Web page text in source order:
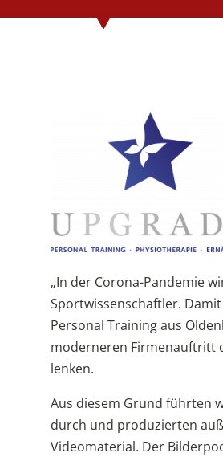
„In der Corona-Pandemie
Sportwissenschaftler.
Personal Training aus
moderneren Firmenauftritt
lenken.
Aus diesem Grund führten
durch und produzierten
Videomaterial. Der